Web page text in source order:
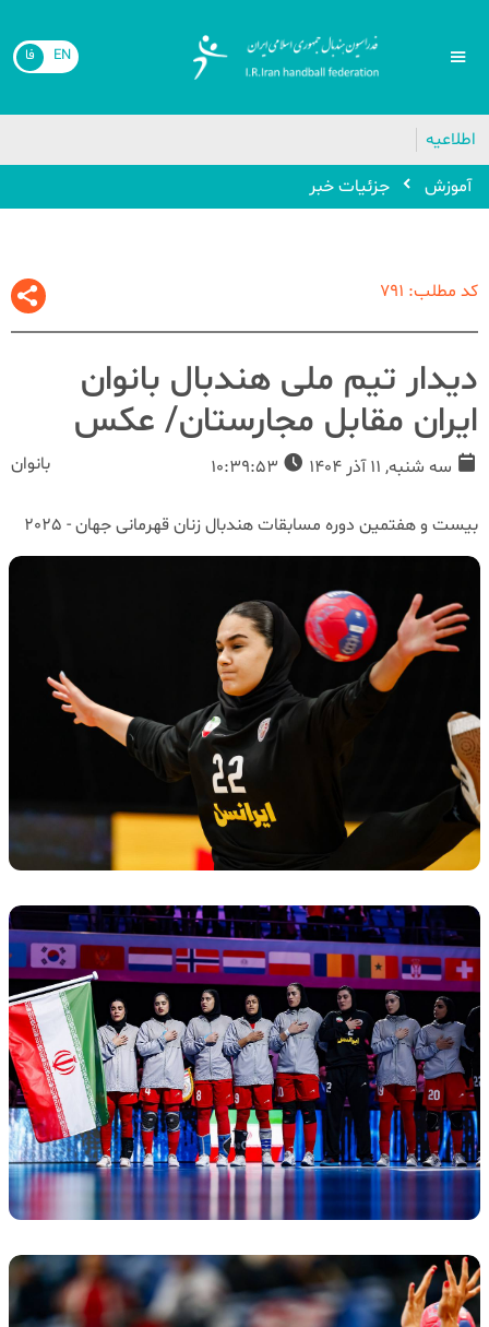
EN فا
اطلاعیه
آموزش
جزئیات خبر
کد مطلب: 791
دیدار تیم ملی هندبال بانوان
ایران مقابل مجارستان/ عکس
سه شنبه, 11 آذر 1404 بانوان
بیست و هفتمین دوره مسابقات هندبال زنان قهرمانی جهان - 2025